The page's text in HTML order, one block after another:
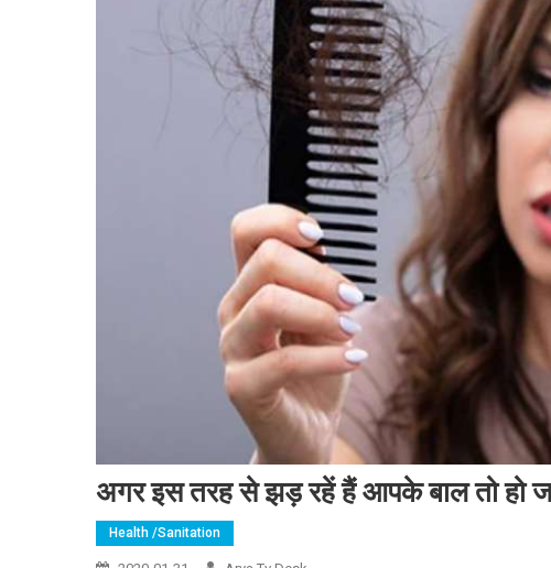
अगर इस तरह से झड़ रहें हैं आपके बाल तो हो
Health /Sanitation